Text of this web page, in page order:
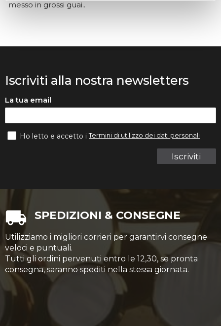
messo in grossi guai..
Iscriviti alla nostra newsletters
La tua email
Iscriviti
Ho letto e accetto iTermini di utilizzo dei dati personali
SPEDIZIONI & CONSEGNE
Utilizziamo i migliori corrieri per garantirvi consegne
veloci e puntuali.
Tutti gli ordini pervenuti entro le 12,30, se pronta
consegna, saranno spediti nella stessa giornata.